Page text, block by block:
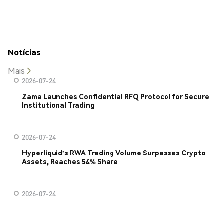
Notícias
Mais
2026-07-24
Zama Launches Confidential RFQ Protocol for Secure
Institutional Trading
2026-07-24
Hyperliquid's RWA Trading Volume Surpasses Crypto
Assets, Reaches 54% Share
2026-07-24